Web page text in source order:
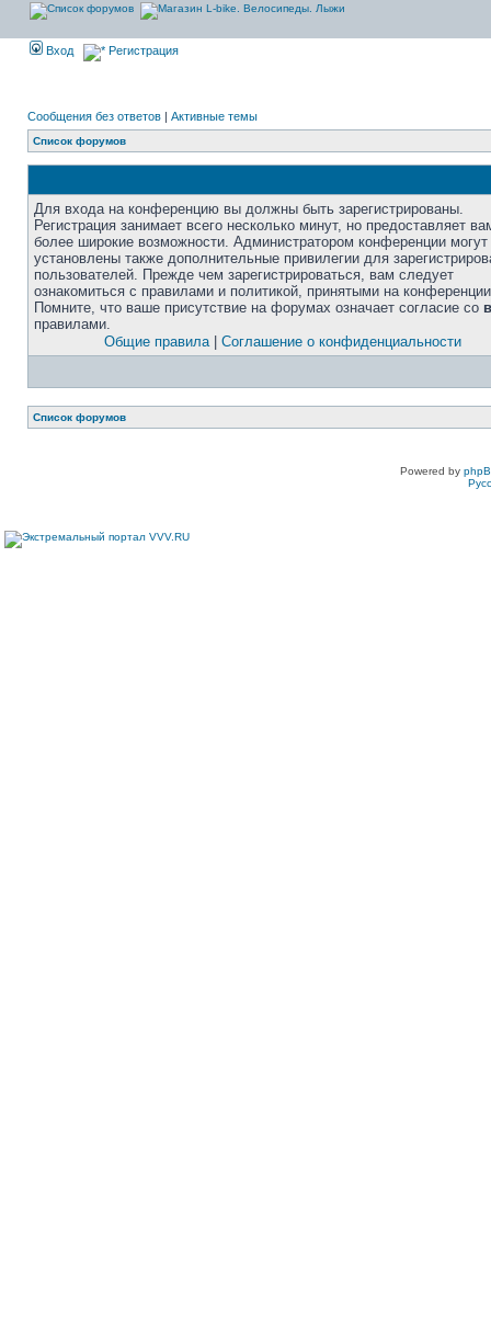
Вход Регистрация
Сообщения без ответов | Активные темы
Список форумов
Для входа на конференцию вы должны быть зарегистрированы.
Регистрация занимает всего несколько минут, но предоставляет
более широкие возможности. Администратором конференции
установлены также дополнительные привилегии для
пользователей. Прежде чем зарегистрироваться, вам следует
ознакомиться с правилами и политикой, принятыми на
Помните, что ваше присутствие на форумах означает согласие со
правилами.
Общие правила| Соглашение о конфиденциальности
Список форумов
Powered by